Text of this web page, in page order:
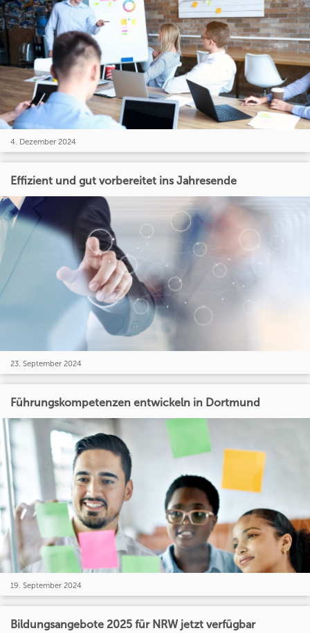
4. Dezember 2024
Effizient und gut vorbereitet ins Jahresende
23. September 2024
Führungskompetenzen entwickeln in Dortmund
19. September 2024
Bildungsangebote 2025 für NRW jetzt verfügbar